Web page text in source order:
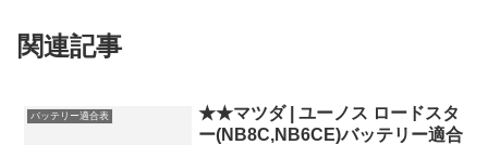
関連記事
バッテリー適合表
★★マツダ | ユーノス ロードスタ
ー(NB8C,NB6CE)バッテリー適合